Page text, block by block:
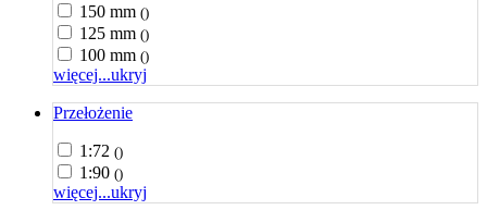
150 mm ()
125 mm ()
100 mm ()
więcej...ukryj
Przełożenie
1:72 ()
1:90 ()
więcej...ukryj